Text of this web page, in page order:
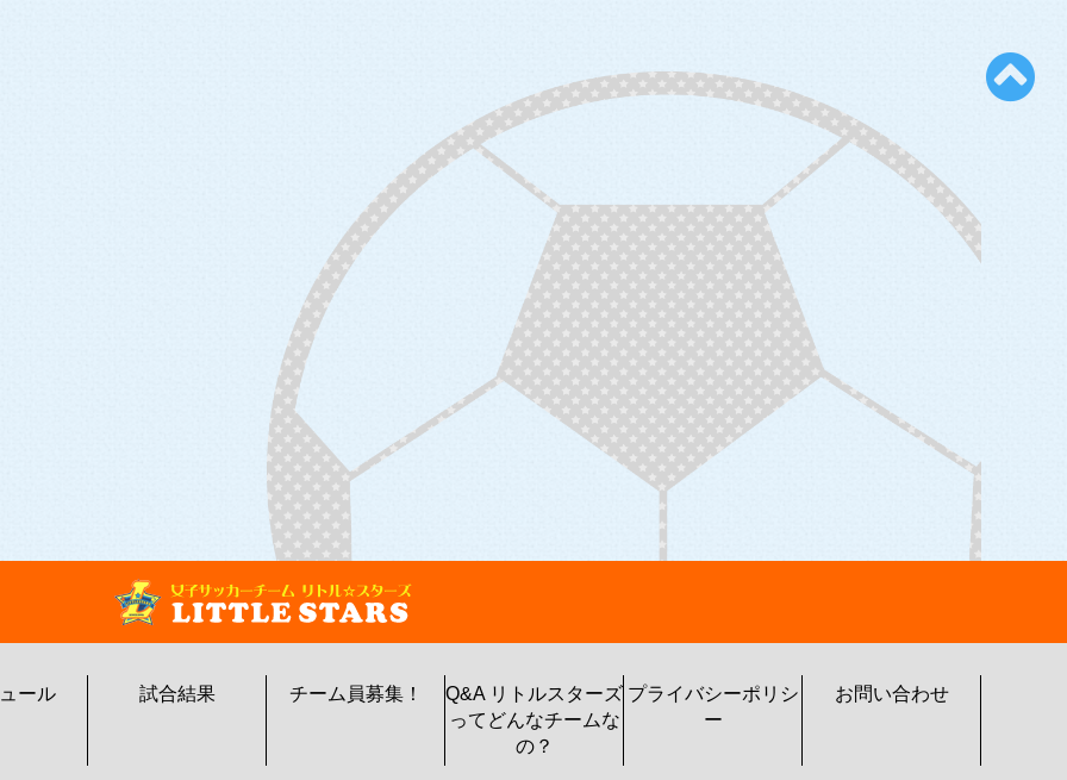
ール 試合結果 チーム員募集！
Q&A リトルスターズ
ってどんなチームな
の？
プライバシーポリシ
ー
お問い合わせ